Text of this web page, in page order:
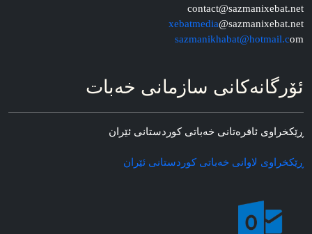
contact@sazmanixebat.net
xebatmedia@sazmanixebat.net
sazmanikhabat@hotmail.com
ئۆرگانه‌کانی سازمانی خه‌بات
ڕێکخراوی ئافره‌تانی خه‌باتی کوردستانی ئێران
ڕێکخراوی لاوانی خه‌باتی کوردستانی ئێران